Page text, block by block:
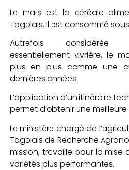
Le maïs est la céréale
Togolais. Il est consommé
Autrefois considérée
essentiellement vivrière, le
plus en plus comme une
dernières années.
L’application d’un itinéraire
permet d’obtenir une
Le ministère chargé de
Togolais de Recherche
mission, travaille pour la mise
variétés plus performantes.